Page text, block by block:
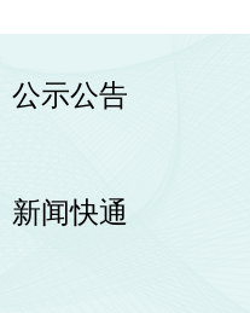
公示公告
新闻快通